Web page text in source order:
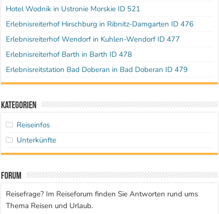
Hotel Wodnik in Ustronie Morskie ID 521
Erlebnisreiterhof Hirschburg in Ribnitz-Damgarten ID 476
Erlebnisreiterhof Wendorf in Kuhlen-Wendorf ID 477
Erlebnisreiterhof Barth in Barth ID 478
Erlebnisreitstation Bad Doberan in Bad Doberan ID 479
Kategorien
Reiseinfos
Unterkünfte
Forum
Reisefrage? Im Reiseforum finden Sie Antworten rund ums
Thema Reisen und Urlaub.